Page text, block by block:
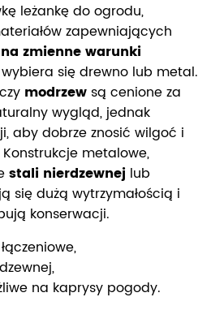
leżankę do ogrodu,
zapewniających
zmienne warunki
wybiera się drewno lub metal.
czy modrzew są cenione za
wygląd, jednak
aby dobrze znosić wilgoć i
metalowe,
stali nierdzewnej lub
się dużą wytrzymałością i
konserwacji.
na kaprysy pogody.